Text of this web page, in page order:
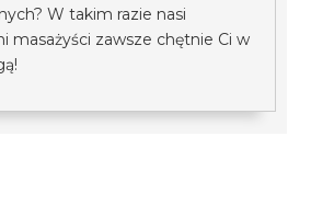
W takim razie nasi
masażyści zawsze chętnie Ci w